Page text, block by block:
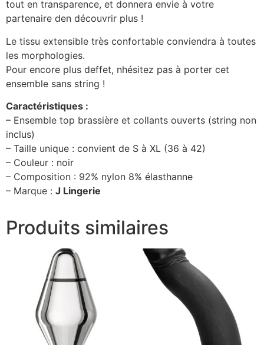
tout en transparence, et donnera envie à votre
partenaire den découvrir plus !
Le tissu extensible très confortable conviendra à toutes
les morphologies.
Pour encore plus deffet, nhésitez pas à porter cet
ensemble sans string !
Caractéristiques :
– Ensemble top brassière et collants ouverts (string non
inclus)
– Taille unique : convient de S à XL (36 à 42)
– Couleur : noir
– Composition : 92% nylon 8% élasthanne
– Marque : J Lingerie
Produits similaires